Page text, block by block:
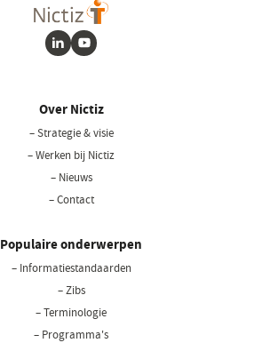
LinkedInYoutube
Over Nictiz
– Strategie & visie
– Werken bij Nictiz
– Nieuws
– Contact
Populaire onderwerpen
– Informatiestandaarden
– Zibs
– Terminologie
– Programma's